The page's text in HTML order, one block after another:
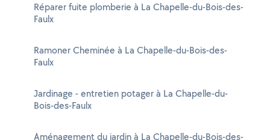
Réparer fuite plomberie à La Chapelle-du-Bois-des-
Faulx
Ramoner Cheminée à La Chapelle-du-Bois-des-
Faulx
Jardinage - entretien potager à La Chapelle-du-
Bois-des-Faulx
Aménagement du jardin à La Chapelle-du-Bois-des-